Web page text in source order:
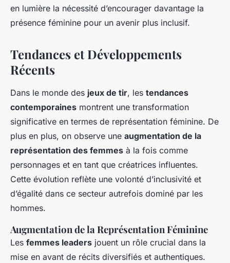
en lumière la nécessité d’encourager davantage la
présence féminine pour un avenir plus inclusif.
Tendances et Développements
Récents
Dans le monde des jeux de tir, les tendances
contemporaines montrent une transformation
significative en termes de représentation féminine. De
plus en plus, on observe une augmentation de la
représentation des femmes à la fois comme
personnages et en tant que créatrices influentes.
Cette évolution reflète une volonté d’inclusivité et
d’égalité dans ce secteur autrefois dominé par les
hommes.
Augmentation de la Représentation Féminine
Les femmes leaders jouent un rôle crucial dans la
mise en avant de récits diversifiés et authentiques.